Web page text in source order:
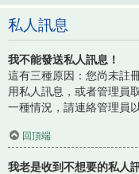
私人訊息
我不能發送私人訊息！
這有三種原因：您尚未註
用私人訊息，或者管理員
一種情況，請連絡管理員
回頂端
我老是收到不想要的私人